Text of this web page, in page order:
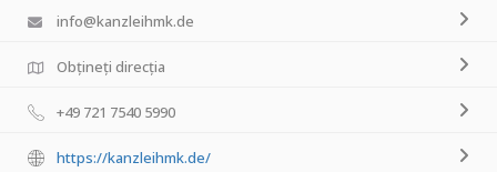
info@kanzleihmk.de
Obțineți direcția
+49 721 7540 5990
https://kanzleihmk.de/